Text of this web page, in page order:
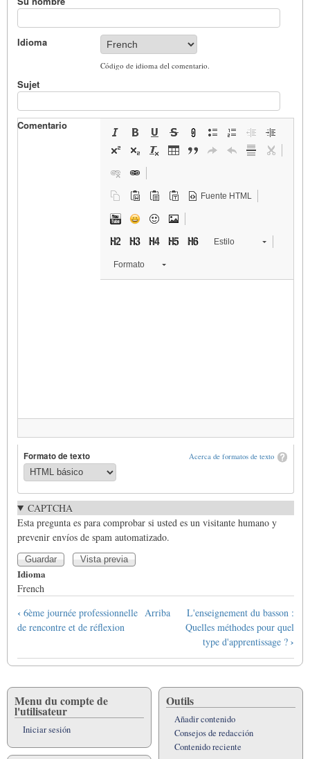
Idioma
Código de idioma del comentario.
Sujet
Comentario
Fuente HTML
Estilo
Formato
Acerca de formatos de texto
Formato de texto
CAPTCHA
Esta pregunta es para comprobar si usted es un visitante humano y
prevenir envíos de spam automatizado.
Idioma
French
Enlaces
transversales
Book
para
9ème
journées
‹ 6ème journée professionnelle
de rencontre et de réflexion
Arriba
L'enseignement du basson :
Quelles méthodes pour quel
type d'apprentissage ? ›
Menu du compte de
l'utilisateur
Iniciar sesión
Outils
Añadir contenido
Consejos de redacción
Contenido reciente